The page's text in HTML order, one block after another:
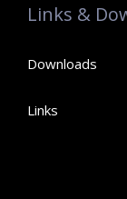
Links &
Downloads
Links